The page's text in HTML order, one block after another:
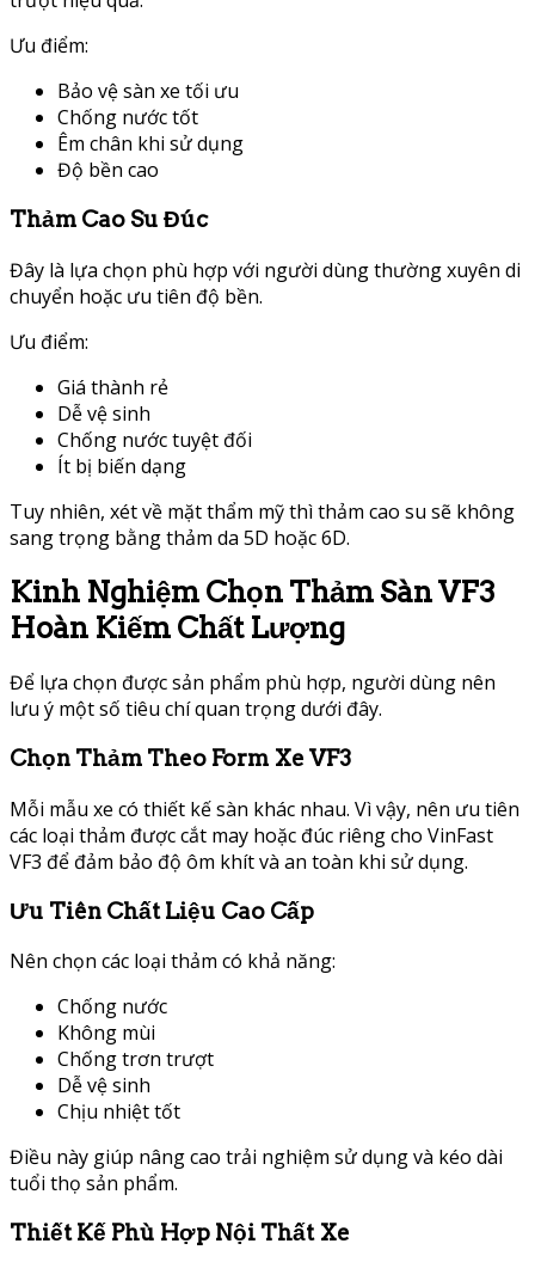
Ưu điểm:
Bảo vệ sàn xe tối ưu
Chống nước tốt
Êm chân khi sử dụng
Độ bền cao
Thảm Cao Su Đúc
Đây là lựa chọn phù hợp với người dùng thường xuyên di
chuyển hoặc ưu tiên độ bền.
Ưu điểm:
Giá thành rẻ
Dễ vệ sinh
Chống nước tuyệt đối
Ít bị biến dạng
Tuy nhiên, xét về mặt thẩm mỹ thì thảm cao su sẽ không
sang trọng bằng thảm da 5D hoặc 6D.
Kinh Nghiệm Chọn Thảm Sàn VF3
Hoàn Kiếm Chất Lượng
Để lựa chọn được sản phẩm phù hợp, người dùng nên
lưu ý một số tiêu chí quan trọng dưới đây.
Chọn Thảm Theo Form Xe VF3
Mỗi mẫu xe có thiết kế sàn khác nhau. Vì vậy, nên ưu tiên
các loại thảm được cắt may hoặc đúc riêng cho VinFast
VF3 để đảm bảo độ ôm khít và an toàn khi sử dụng.
Ưu Tiên Chất Liệu Cao Cấp
Nên chọn các loại thảm có khả năng:
Chống nước
Không mùi
Chống trơn trượt
Dễ vệ sinh
Chịu nhiệt tốt
Điều này giúp nâng cao trải nghiệm sử dụng và kéo dài
tuổi thọ sản phẩm.
Thiết Kế Phù Hợp Nội Thất Xe